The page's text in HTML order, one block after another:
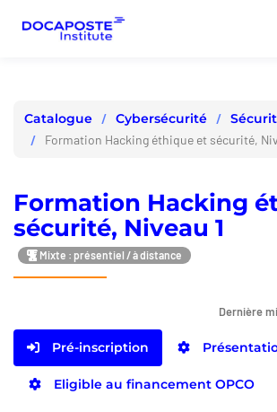
Catalogue Cybersécurité
Formation Hacking éthique et sécurité,
Formation Hacking
sécurité, Niveau 1
Mixte : présentiel / à distance
Dernière
Pré-inscription
Eligible au financement OPCO